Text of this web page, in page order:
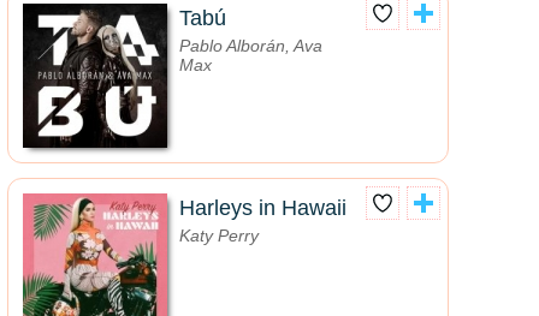
Tabú
Pablo Alborán, Ava
Max
Harleys in Hawaii
Katy Perry